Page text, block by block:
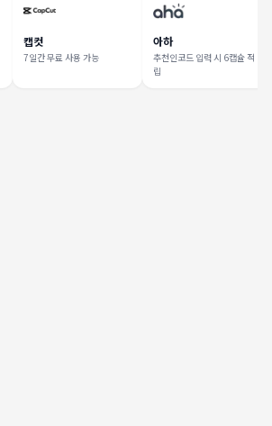
캡컷
7일간 무료 사용 가능
아하
추천인코드 입력 시 6캡슐 적
립